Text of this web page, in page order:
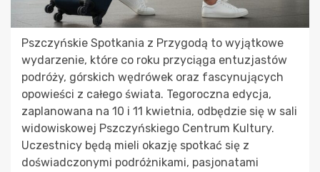
Pszczyńskie Spotkania z Przygodą to wyjątkowe
wydarzenie, które co roku przyciąga entuzjastów
podróży, górskich wędrówek oraz fascynujących
opowieści z całego świata. Tegoroczna edycja,
zaplanowana na 10 i 11 kwietnia, odbędzie się w sali
widowiskowej Pszczyńskiego Centrum Kultury.
Uczestnicy będą mieli okazję spotkać się z
doświadczonymi podróżnikami, pasjonatami